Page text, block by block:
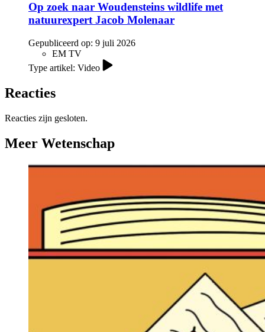
Op zoek naar Woudensteins wildlife met
natuurexpert Jacob Molenaar
Gepubliceerd op: 9 juli 2026
EM TV
Type artikel: Video
Reacties
Reacties zijn gesloten.
Meer Wetenschap